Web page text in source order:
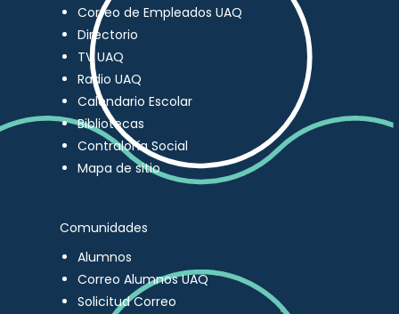
Correo de Empleados UAQ
Directorio
TV UAQ
Radio UAQ
Calendario Escolar
Bibliotecas
Contraloría Social
Mapa de sitio
Comunidades
Alumnos
Correo Alumnos UAQ
Solicitud Correo